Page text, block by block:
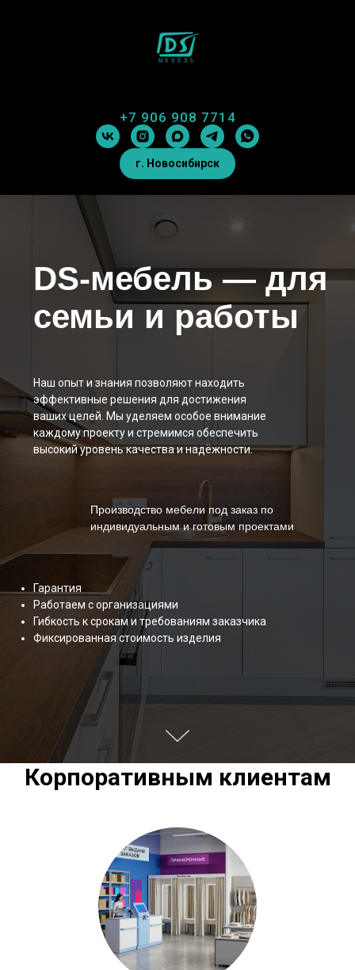
+7 906 908 7714
г. Новосибирск
DS-мебель — для
семьи и работы
Наш опыт и знания позволяютнаходить
эффективные решения
для достижения
ваших целей. Мы уделяем особое внимание
каждому проекту и стремимся обеспечить
высокий уровень качества и надёжности.
Гарантия
Работаем с организациями
Гибкость к срокам и требованиям заказчика
Фиксированная стоимость изделия
Корпоративным клиентам